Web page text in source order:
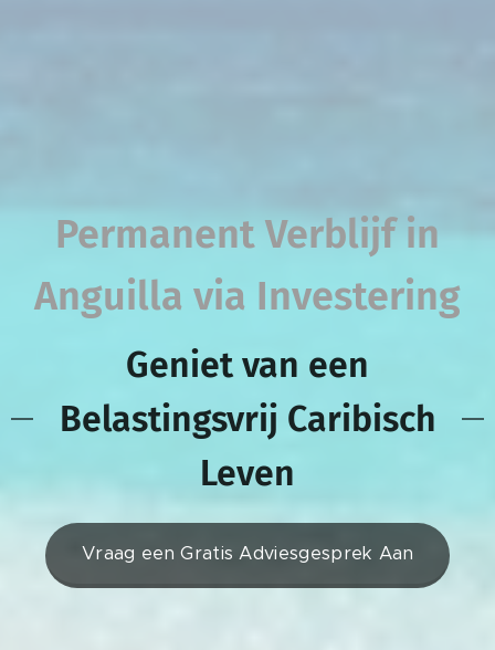
Permanent Verblijf in
Anguilla via Investering
Geniet van een
Belastingsvrij Caribisch
Leven
Vraag een Gratis Adviesgesprek Aan